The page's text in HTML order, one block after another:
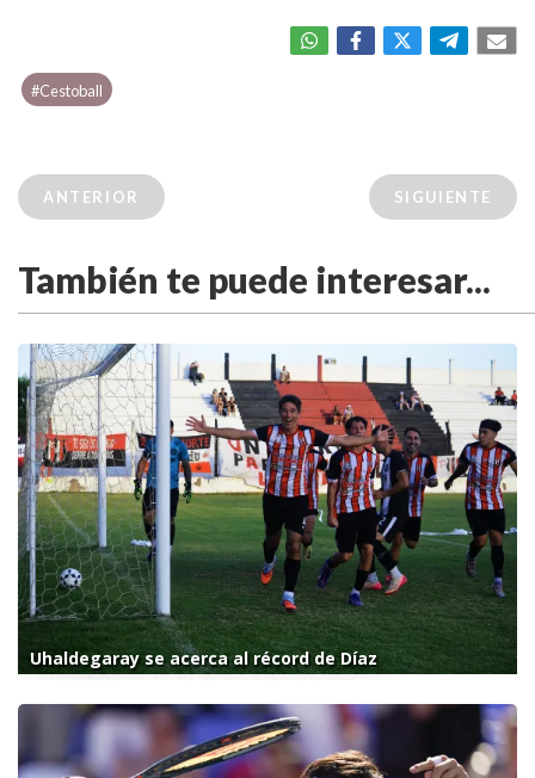
#Cestoball
ANTERIOR SIGUIENTE
También te puede interesar...
Uhaldegaray se acerca al récord de Díaz